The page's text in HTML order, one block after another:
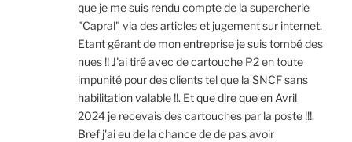
que je me suis rendu compte de la supercherie
"Capral" via des articles et jugement sur internet.
Etant gérant de mon entreprise je suis tombé des
nues !! J'ai tiré avec de cartouche P2 en toute
impunité pour des clients tel que la SNCF sans
habilitation valable !!. Et que dire que en Avril
2024 je recevais des cartouches par la poste !!!.
Bref j'ai eu de la chance de de pas avoir